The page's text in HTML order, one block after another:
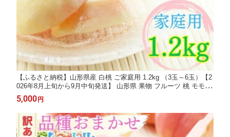
【ふるさと納税】山形県産 白桃 ご家庭用 1.2kg （3玉～6玉）【2
026年8月上旬から9月中旬発送】 山形県 果物 フルーツ 桃 モモ も
も 夏 送料無料
5,000 円